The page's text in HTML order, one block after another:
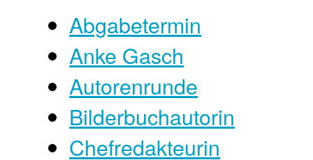
Abgabetermin
Anke Gasch
Autorenrunde
Bilderbuchautorin
Chefredakteurin